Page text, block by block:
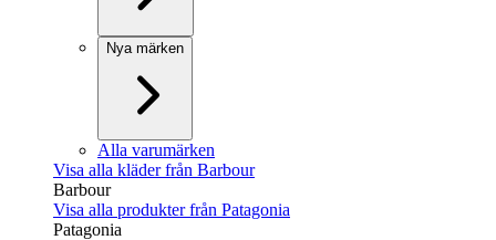
Nya märken
Alla varumärken
Visa alla kläder från Barbour
Barbour
Visa alla produkter från Patagonia
Patagonia